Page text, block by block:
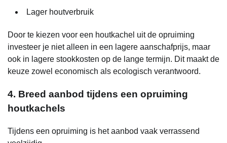
Lager houtverbruik
Door te kiezen voor een houtkachel uit de opruiming
investeer je niet alleen in een lagere aanschafprijs, maar
ook in lagere stookkosten op de lange termijn. Dit maakt de
keuze zowel economisch als ecologisch verantwoord.
4. Breed aanbod tijdens een opruiming
houtkachels
Tijdens een opruiming is het aanbod vaak verrassend